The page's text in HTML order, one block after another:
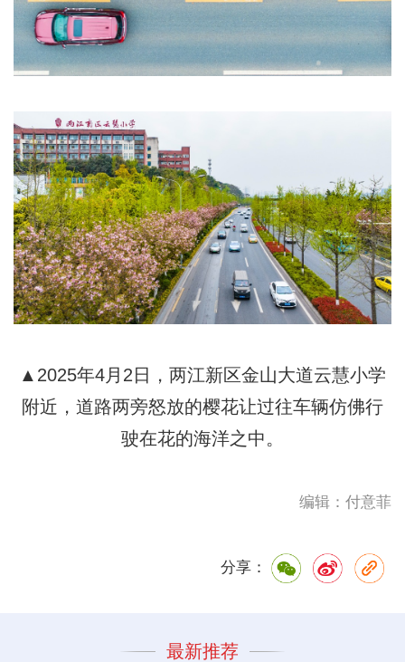
▲2025年4月2日，两江新区金山大道云慧小学
附近，道路两旁怒放的樱花让过往车辆仿佛行
驶在花的海洋之中。
编辑：付意菲
分享：
最新推荐